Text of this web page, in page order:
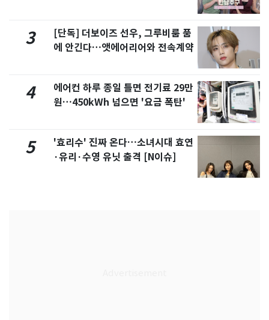
3
[단독] 더보이즈 선우, 그루비룸 품
에 안긴다…앳에어리어와 전속계약
4
에어컨 하루 종일 틀면 전기료 29만
원…450kWh 넘으면 '요금 폭탄'
5
'효리수' 진짜 온다…소녀시대 효연
·유리·수영 유닛 출격 [N이슈]